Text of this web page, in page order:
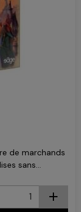
de marchands
sans...